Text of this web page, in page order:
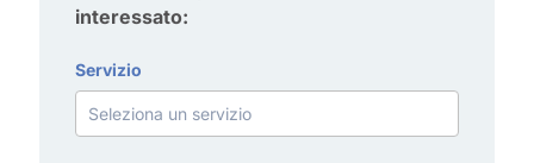
interessato:
Servizio